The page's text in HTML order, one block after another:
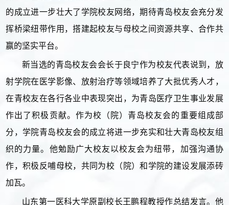
的成立进一步壮大了学院校友网络，期待青岛校友会充分发
挥桥梁纽带作用，搭建起校友与母校之间资源共享、合作共
赢的坚实平台。
新当选的青岛校友会会长于良宁作为校友代表说到，放
射学院在医学影像、放射治疗等领域培养了大批优秀人才，
在青校友在各行各业中表现突出，为青岛医疗卫生事业发展
作出了积极贡献。作为校（院）青岛校友会的重要组成部
分，学院青岛校友会的成立将进一步充实和壮大青岛校友组
织的力量。他勉励广大校友以校友会为纽带，加强沟通协
作，积极反哺母校，共同为校（院）和学院的建设发展添砖
加瓦。
山东第一医科大学原副校长王鹏程教授作总结发言。他